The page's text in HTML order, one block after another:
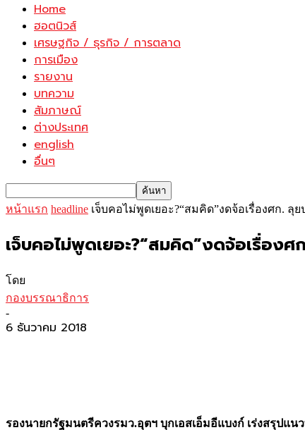
Home
ฮอตนิวส์
เศรษฐกิจ / ธุรกิจ / การตลาด
การเมือง
รายงาน
บทความ
สัมภาษณ์
ต่างประเทศ
english
อื่นๆ
หน้าแรก headline เจ็บคอไม่พูดเยอะ?“สมคิด”งดจ้อเรื่องศก. ลุ
เจ็บคอไม่พูดเยอะ?“สมคิด”งดจ้อเรื่องศ
โดย
กองบรรณาธิการ
-
6 ธันวาคม 2018
รองนายกรัฐมนตรีควงรมว.อุตฯ บุกเอสเอ็มอีแบงก์ เร่งสรุป